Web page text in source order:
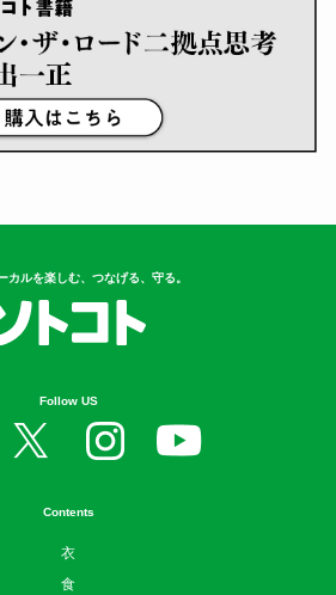
カルを楽しむ、つなげる、守る。
Follow US
Contents
衣
食